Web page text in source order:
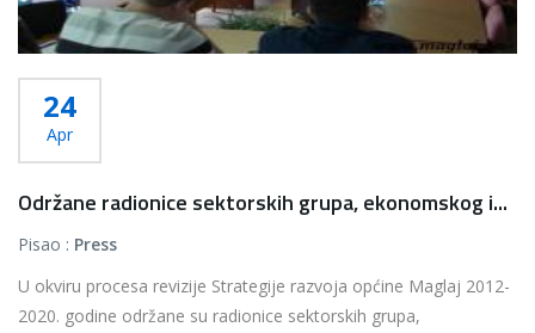
24
Apr
Održane radionice sektorskih grupa, ekonomskog i...
Pisao : Press
U okviru procesa revizije Strategije razvoja općine Maglaj 2012-
2020. godine održane su radionice sektorskih grupa,